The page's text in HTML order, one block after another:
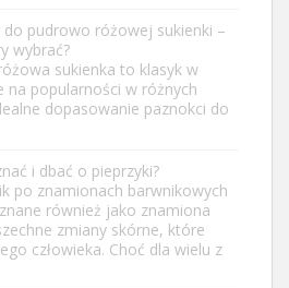
do pudrowo różowej sukienki –
wybrać?
sukienka to klasyk w
na popularności w różnych
dopasowanie paznokci do
i dbać o pieprzyki?
po znamionach barwnikowych
również jako znamiona
zmiany skórne, które
człowieka. Choć dla wielu z